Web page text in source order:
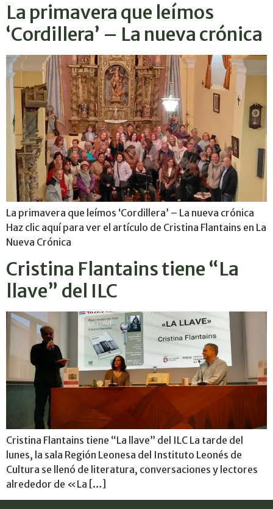
La primavera que leímos
‘Cordillera’ – La nueva crónica
La primavera que leímos ‘Cordillera’ – La nueva crónica
Haz clic aquí para ver el artículo de Cristina Flantains en La
Nueva Crónica
Cristina Flantains tiene “La
llave” del ILC
Cristina Flantains tiene “La llave” del ILC La tarde del
lunes, la sala Región Leonesa del Instituto Leonés de
Cultura se llenó de literatura, conversaciones y lectores
alrededor de «La […]